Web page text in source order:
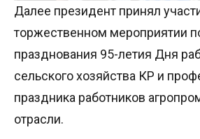
Далее президент принял
торжественном мероприятии
празднования 95-летия Дня
сельского хозяйства КР и
праздника работников
отрасли.